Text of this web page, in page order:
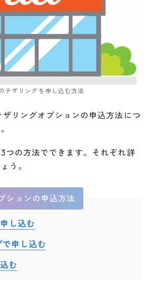
テザリングを申し込む方法
リングオプションの申込方法につ
つの方法でできます。それぞれ詳
う。
ションの申込方法
し込む
申し込む
む